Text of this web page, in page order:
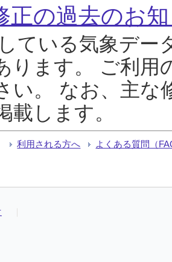
正の過去のお
ている気象デー
ります。 ご利用
い。 なお、主な
載します。
利用される方へ よくある質問（